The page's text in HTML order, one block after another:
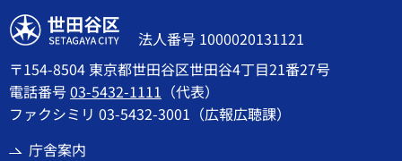
世田谷区
法人番号 1000020131121
〒154-8504 東京都世田谷区世田谷4丁目21番27号
電話番号03-5432-1111 （代表）
ファクシミリ 03-5432-3001（広報広聴課）
庁舎案内